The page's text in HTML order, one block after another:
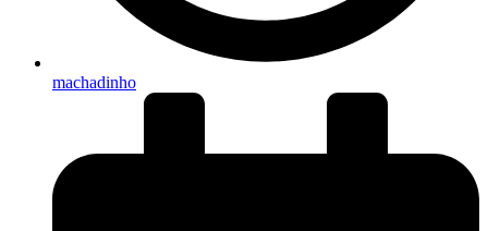
machadinho